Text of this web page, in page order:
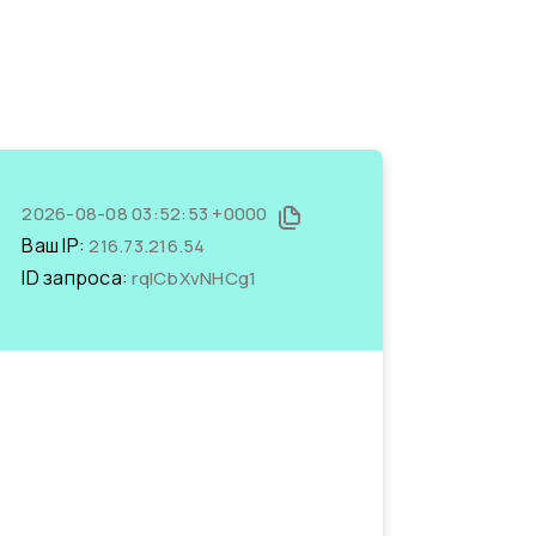
2026-08-08 03:52:53 +0000
Ваш IP:216.73.216.54
ID запроса:rqICbXvNHCg1